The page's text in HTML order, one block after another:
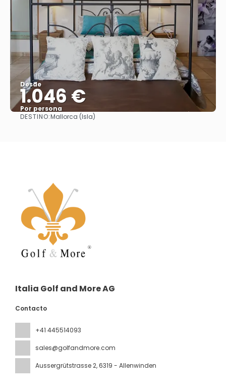
Desde
1.046 €
Por persona
DESTINO:Mallorca (Isla)
Italia Golf and More AG
Contacto
+41 445514093
sales@golfandmore.com
Aussergrütstrasse 2, 6319 - Allenwinden